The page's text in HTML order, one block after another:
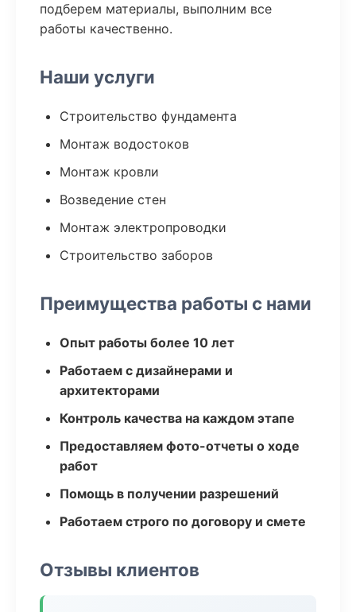
подберем материалы, выполним все
работы качественно.
Наши услуги
Строительство фундамента
Монтаж водостоков
Монтаж кровли
Возведение стен
Монтаж электропроводки
Строительство заборов
Преимущества работы с нами
Опыт работы более 10 лет
Работаем с дизайнерами и
архитекторами
Контроль качества на каждом этапе
Предоставляем фото-отчеты о ходе
работ
Помощь в получении разрешений
Работаем строго по договору и смете
Отзывы клиентов